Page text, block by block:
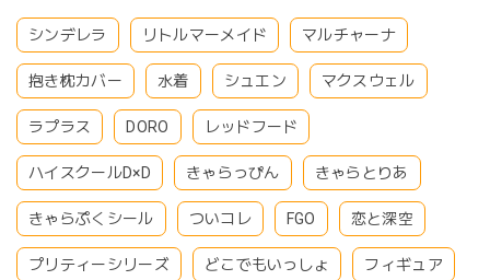
シンデレラ リトルマーメイド マルチャーナ
抱き枕カバー 水着 シュエン マクスウェル
ラプラス DORO レッドフード
ハイスクールD×D きゃらっぴん きゃらとりあ
きゃらぷくシール ついコレ FGO 恋と深空
プリティーシリーズ どこでもいっしょ フィギュア